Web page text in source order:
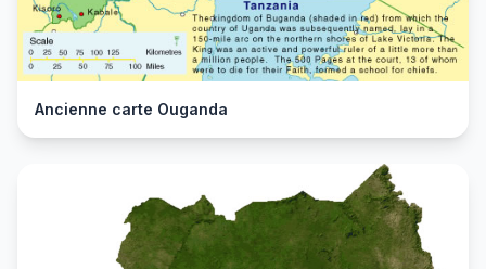
Ancienne carte Ouganda